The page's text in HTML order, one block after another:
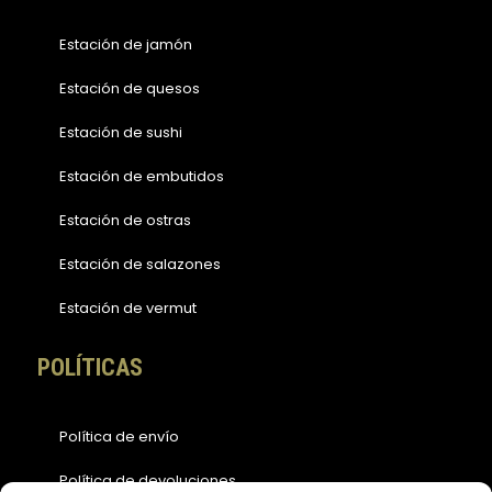
Estación de jamón
Estación de quesos
Estación de sushi
Estación de embutidos
Estación de ostras
Estación de salazones
Estación de vermut
POLÍTICAS
Política de envío
Política de devoluciones